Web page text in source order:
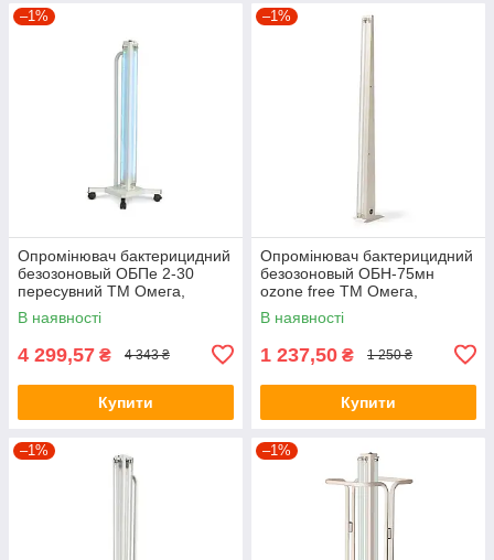
–1%
Опромінювач бактерицидний
безозоновый ОБПе 2-30
пересувний ТМ Омега,
(00001215)
В наявності
4 299,57 ₴ 4 343 ₴
Купити
–1%
Опромінювач бактерицидний
безозоновый ОБН-75мн
ozone free ТМ Омега,
(Omega)
В наявності
1 237,50 ₴ 1 250 ₴
Купити
–1% –1%